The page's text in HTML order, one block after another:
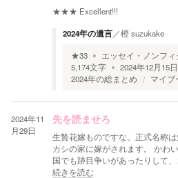
★★★ Excellent!!!
2024年の遺言／橙 suzukake
★33 エッセイ・ノンフ
5,174文字 2024年12月15
2024年の総まとめ
マイブ
2024年11
月29日
先を読ませろ
生贄花嫁ものですな。正式名称
カシの家に嫁がされます。 かわ
国でも跡目争いがあったりして
続きを読む